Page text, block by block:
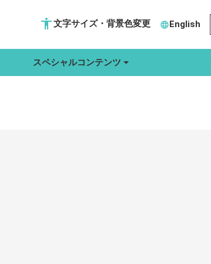
accessibility文字サイズ・背景色変更 languageEnglish
スペシャルコンテンツ